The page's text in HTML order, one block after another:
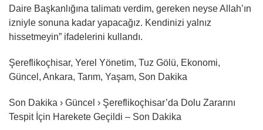
Daire Başkanlığına talimatı verdim, gereken neyse Allah’ın
izniyle sonuna kadar yapacağız. Kendinizi yalnız
hissetmeyin” ifadelerini kullandı.
Şereflikoçhisar, Yerel Yönetim, Tuz Gölü, Ekonomi,
Güncel, Ankara, Tarım, Yaşam, Son Dakika
Son Dakika › Güncel › Şereflikoçhisar’da Dolu Zararını
Tespit İçin Harekete Geçildi – Son Dakika